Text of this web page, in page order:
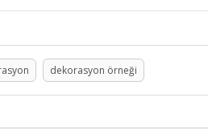
dekorasyon örneği